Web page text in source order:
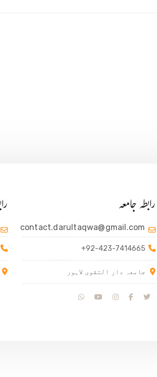
رابطہ جامعہ
contact.darultaqwa@gmail.com
+92-423-7414665
جامعہ دار التقوی لاہور